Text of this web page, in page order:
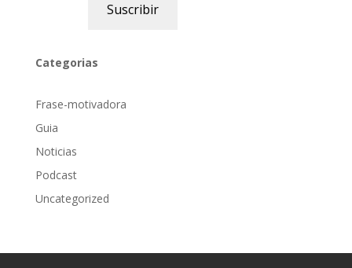
Suscribir
Categorias
Frase-motivadora
Guia
Noticias
Podcast
Uncategorized